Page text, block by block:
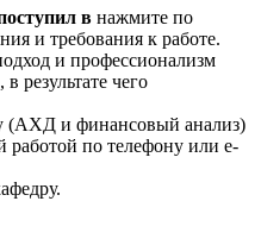
в нажмите по
и требования к работе.
и профессионализм
результате чего
(АХД и финансовый анализ)
работой по телефону или e-